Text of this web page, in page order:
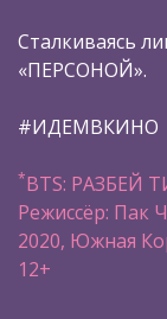
Сталкиваясь
«ПЕРСОНОЙ».
#ИДЕМВКИНО
*BTS:
Режиссёр: Пак
2020, Южная
12+